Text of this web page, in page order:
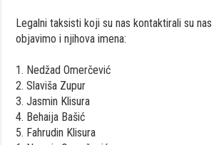
Legalni taksisti koji su nas kontaktirali su
objavimo i njihova imena:
1. Nedžad Omerčević
2. Slaviša Zupur
3. Jasmin Klisura
4. Behaija Bašić
5. Fahrudin Klisura